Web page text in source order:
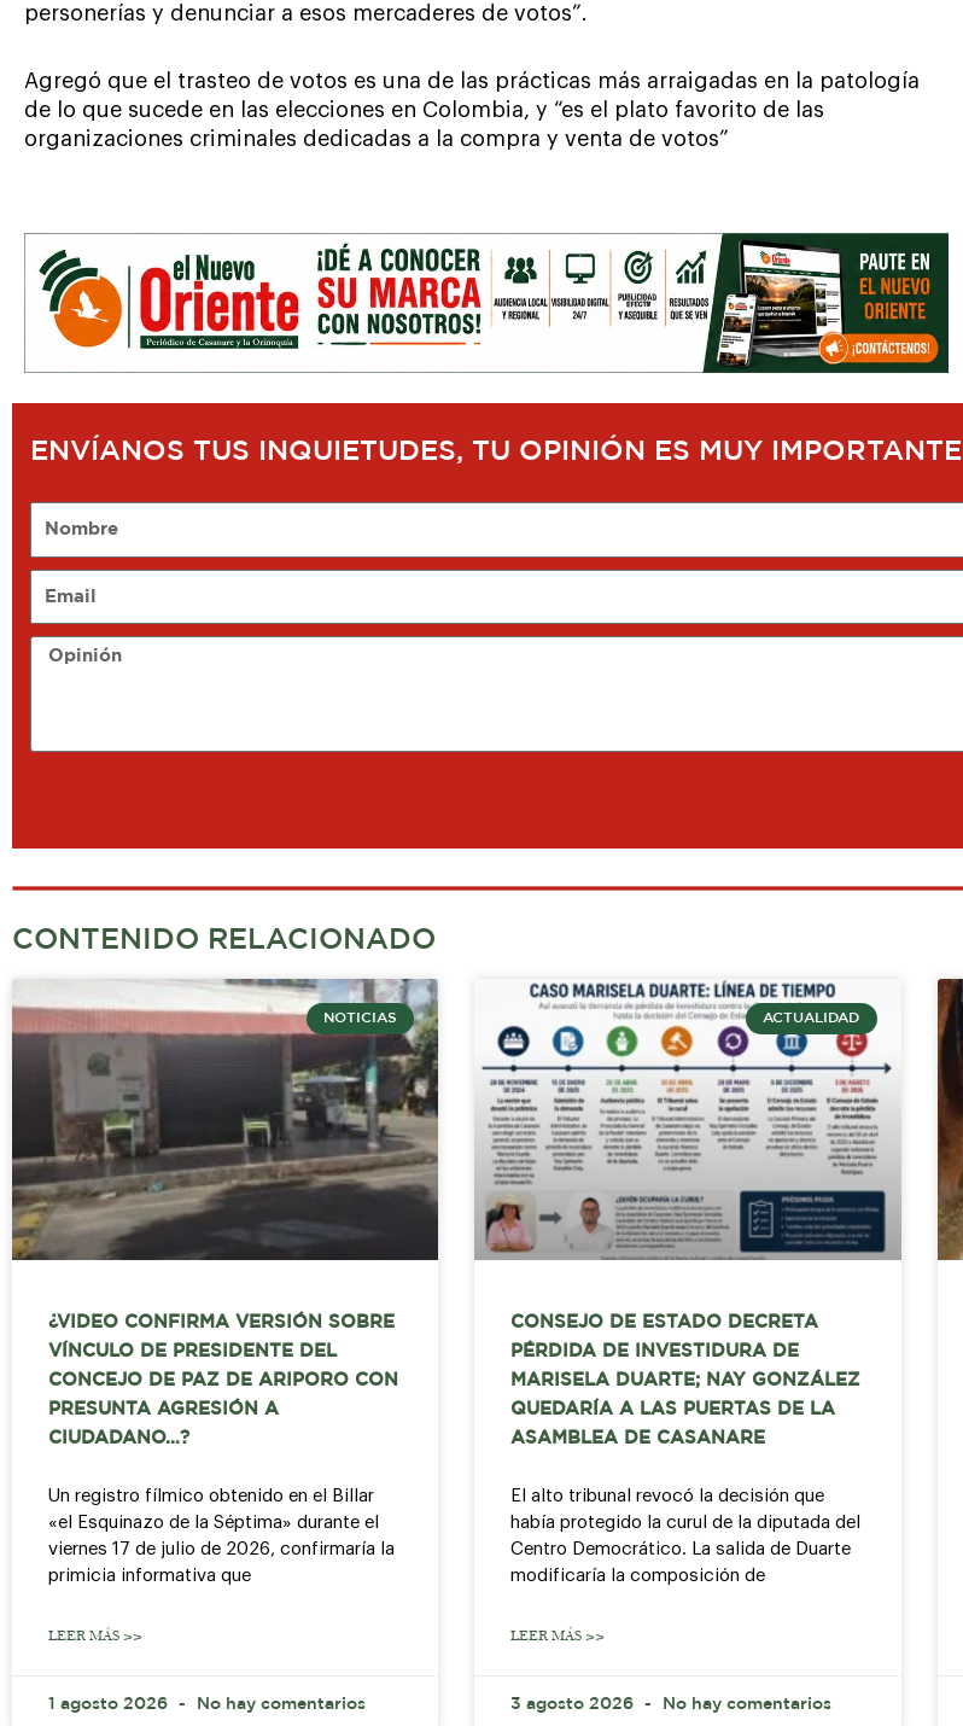
personerías y denunciar a esos mercaderes de votos”.
Agregó que el trasteo de votos es una de las prácticas más arraigadas en la patología
de lo que sucede en las elecciones en Colombia, y “es el plato favorito de las
organizaciones criminales dedicadas a la compra y venta de votos”
ENVÍANOS TUS INQUIETUDES, TU OPINIÓN ES MUY IMPORTANTE
Opinión
CONTENIDO RELACIONADO
NOTICIAS
¿VIDEO CONFIRMA VERSIÓN SOBRE
VÍNCULO DE PRESIDENTE DEL
CONCEJO DE PAZ DE ARIPORO CON
PRESUNTA AGRESIÓN A
CIUDADANO…?
Un registro fílmico obtenido en el Billar
«el Esquinazo de la Séptima» durante el
viernes 17 de julio de 2026, confirmaría la
primicia informativa que
LEER MÁS >>
1 agosto 2026 No hay comentarios
ACTUALIDAD
CONSEJO DE ESTADO DECRETA
PÉRDIDA DE INVESTIDURA DE
MARISELA DUARTE; NAY GONZÁLEZ
QUEDARÍA A LAS PUERTAS DE LA
ASAMBLEA DE CASANARE
El alto tribunal revocó la decisión que
había protegido la curul de la diputada del
Centro Democrático. La salida de Duarte
modificaría la composición de
LEER MÁS >>
3 agosto 2026 No hay comentarios